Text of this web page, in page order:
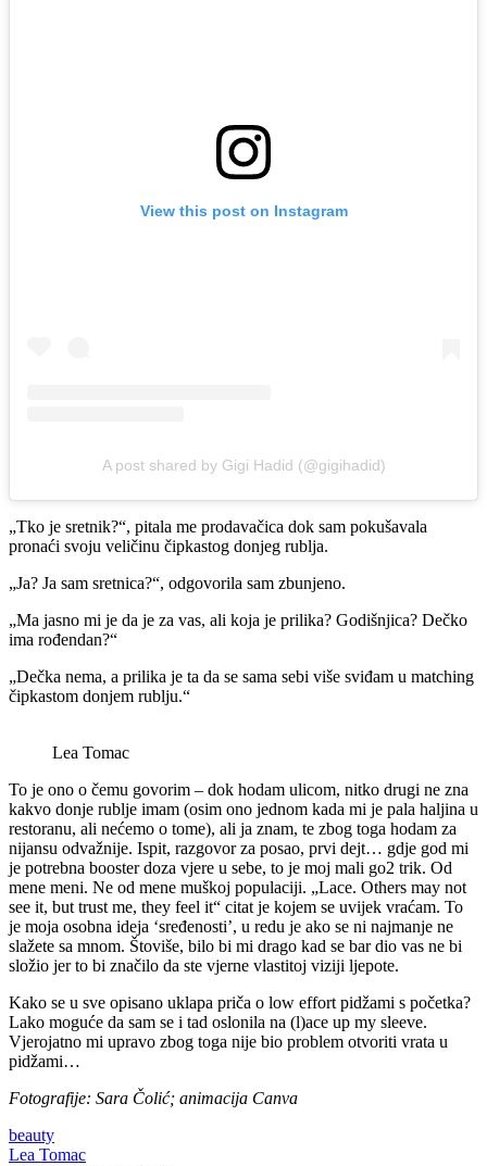
View this post on Instagram
A post shared by Gigi Hadid (@gigihadid)
„Tko je sretnik?“, pitala me prodavačica dok sam pokušavala
pronaći svoju veličinu čipkastog donjeg rublja.
„Ja? Ja sam sretnica?“, odgovorila sam zbunjeno.
„Ma jasno mi je da je za vas, ali koja je prilika? Godišnjica? Dečko
ima rođendan?“
„Dečka nema, a prilika je ta da se sama sebi više sviđam u matching
čipkastom donjem rublju.“
Lea Tomac
To je ono o čemu govorim – dok hodam ulicom, nitko drugi ne zna
kakvo donje rublje imam (osim ono jednom kada mi je pala haljina u
restoranu, ali nećemo o tome), ali ja znam, te zbog toga hodam za
nijansu odvažnije. Ispit, razgovor za posao, prvi dejt… gdje god mi
je potrebna booster doza vjere u sebe, to je moj mali go2 trik. Od
mene meni. Ne od mene muškoj populaciji. „Lace. Others may not
see it, but trust me, they feel it“ citat je kojem se uvijek vraćam. To
je moja osobna ideja ‘sređenosti’, u redu je ako se ni najmanje ne
slažete sa mnom. Štoviše, bilo bi mi drago kad se bar dio vas ne bi
složio jer to bi značilo da ste vjerne vlastitoj viziji ljepote.
Kako se u sve opisano uklapa priča o low effort pidžami s početka?
Lako moguće da sam se i tad oslonila na (l)ace up my sleeve.
Vjerojatno mi upravo zbog toga nije bio problem otvoriti vrata u
pidžami…
Fotografije: Sara Čolić; animacija Canva
beauty
Lea Tomac